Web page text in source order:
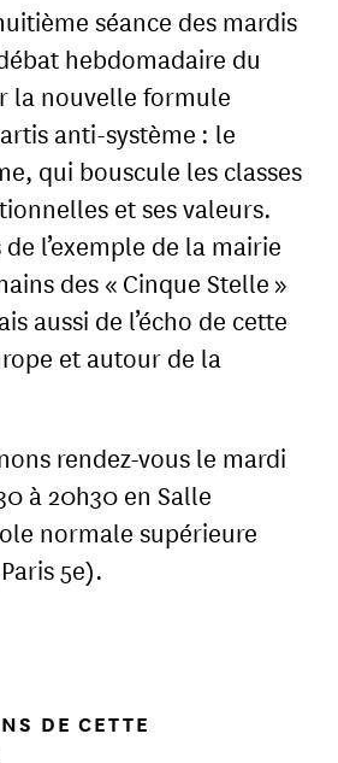
séance des mardis
hebdomadaire du
la nouvelle formule
anti-système : le
qui bouscule les classes
et ses valeurs.
l’exemple de la mairie
des « Cinque Stelle »
aussi de l’écho de cette
et autour de la
rendez-vous le mardi
à 20h30 en Salle
normale supérieure
5e).
DE CETTE